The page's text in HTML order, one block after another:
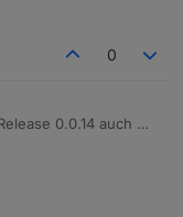
0
0.0.14 auch mit
Service